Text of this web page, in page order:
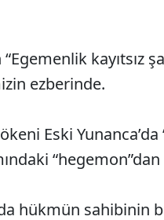
kayıtsız
ezberinde.
Eski Yunanca’da
“hegemon”dan
hükmün sahibinin